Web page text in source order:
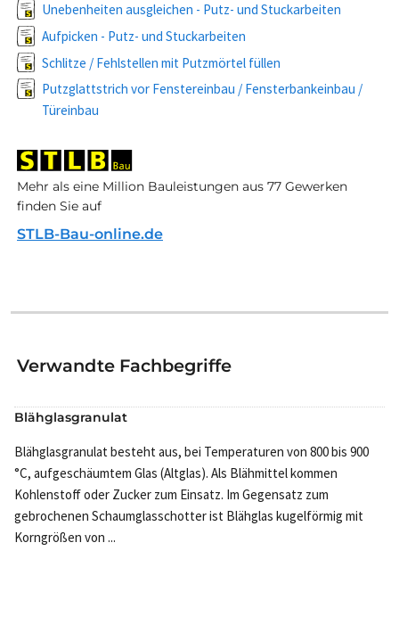
Unebenheiten ausgleichen - Putz- und Stuckarbeiten
Aufpicken - Putz- und Stuckarbeiten
Schlitze / Fehlstellen mit Putzmörtel füllen
Putzglattstrich vor Fenstereinbau / Fensterbankeinbau /
Türeinbau
Mehr als eine Million Bauleistungen aus 77 Gewerken
finden Sie auf
STLB-Bau-online.de
Verwandte Fachbegriffe
Blähglasgranulat
Blähglasgranulat besteht aus, bei Temperaturen von 800 bis 900
°C, aufgeschäumtem Glas (Altglas). Als Blähmittel kommen
Kohlenstoff oder Zucker zum Einsatz. Im Gegensatz zum
gebrochenen Schaumglasschotter ist Blähglas kugelförmig mit
Korngrößen von ...